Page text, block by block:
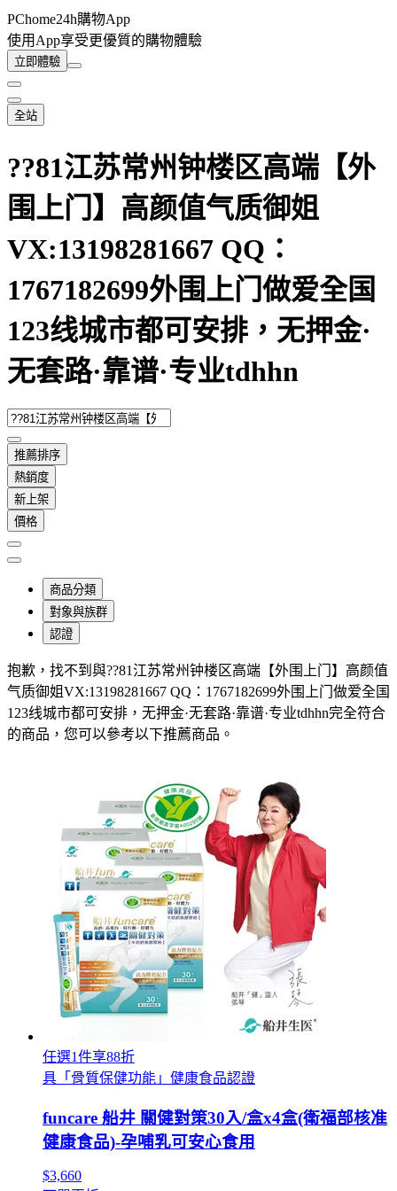
PChome24h購物App
使用App享受更優質的購物體驗
立即體驗
全站
??81江苏常州钟楼区高端【外
围上门】高颜值气质御姐
VX:13198281667 QQ：
1767182699外围上门做爱全国
123线城市都可安排，无押金·
无套路·靠谱·专业tdhhn
推薦排序
熱銷度
新上架
價格
商品分類
對象與族群
認證
抱歉， 找不到與??81江苏常州钟楼区高端【外围上门】高颜值
气质御姐VX:13198281667 QQ：1767182699外围上门做爱全国
123线城市都可安排，无押金·无套路·靠谱·专业tdhhn完全符合
的商品，您可以參考以下推薦商品 。
任選1件享88折
具「骨質保健功能」健康食品認證
funcare 船井 關健對策30入/盒x4盒(衛福部核准
健康食品)-孕哺乳可安心食用
$3,660